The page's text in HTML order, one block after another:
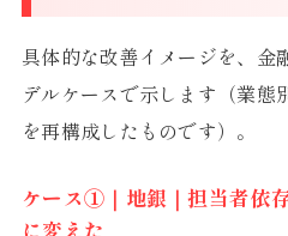
具体的な改善イメージを、金
デルケースで示します（業態
を再構成したものです）。
ケース①｜地銀｜担当者依
に変えた